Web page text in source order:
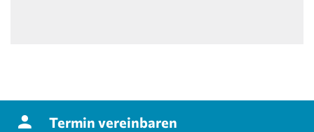
Termin vereinbaren